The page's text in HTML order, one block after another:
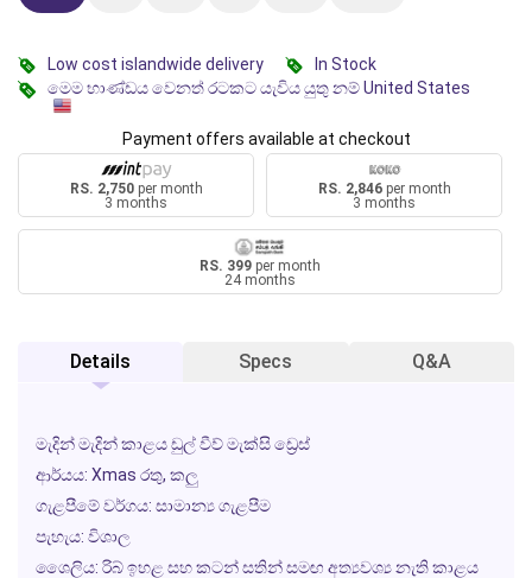
Low cost islandwide delivery
In Stock
මෙම භාණ්ඩය වෙනත් රටකට යැවිය යුතු නම් United States
Payment offers available at checkout
RS. 2,750per month
3 months
RS. 2,846per month
3 months
RS. 399 per month
24 months
Details Specs Q&A
මැදින් මැදින් කාළය ඩුල් වීව් මැක්සි ඩ්‍රෙස්
ආර්යය: Xmas රතු, කලු
ගැළපීමේ වර්ගය: සාමාන්‍ය ගැළපීම
පැහැය: විශාල
ශෛලිය: රිබ් ඉහළ සහ කටන් සතින් සමඟ අත්‍යවශ්‍ය නැති කාළය